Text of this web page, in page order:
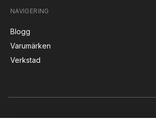
NAVIGERING
Blogg
Varumärken
Verkstad